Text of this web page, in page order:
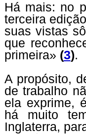
Há mais: no
terceira
suas vistas
que
primeira» (3).
A propósito,
de trabalho
ela exprime,
há muito
Inglaterra,